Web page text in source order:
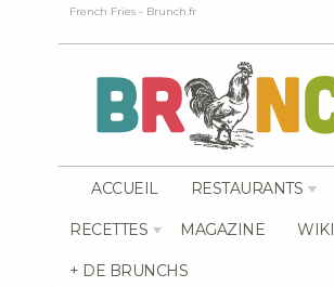
French Fries - Brunch.fr
ACCUEIL RESTAURANTS
RECETTES MAGAZINE WIKI
+ DE BRUNCHS